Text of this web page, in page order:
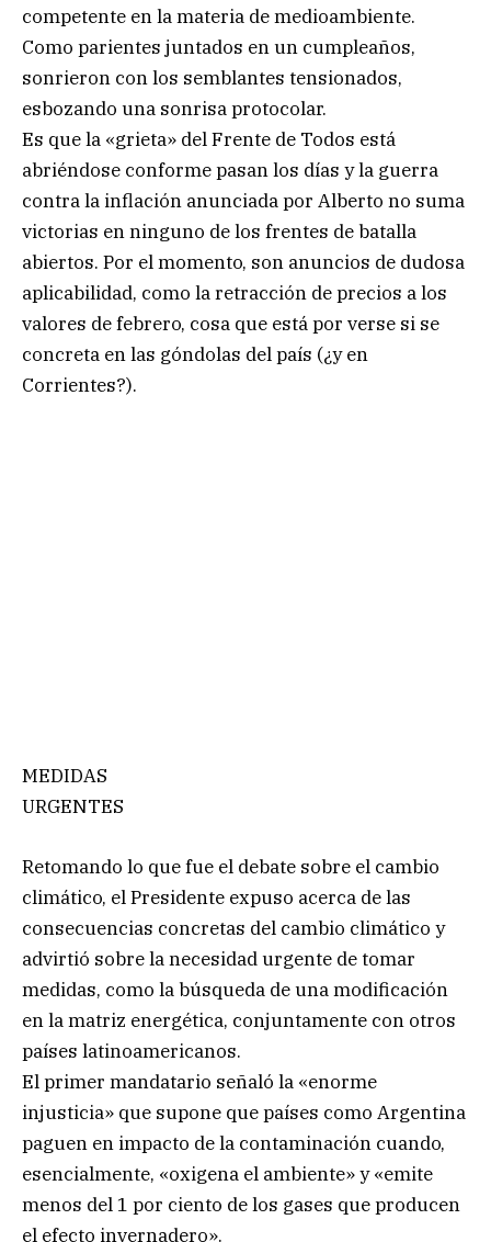
competente en la materia de medioambiente.
Como parientes juntados en un cumpleaños,
sonrieron con los semblantes tensionados,
esbozando una sonrisa protocolar.
Es que la «grieta» del Frente de Todos está
abriéndose conforme pasan los días y la guerra
contra la inflación anunciada por Alberto no suma
victorias en ninguno de los frentes de batalla
abiertos. Por el momento, son anuncios de dudosa
aplicabilidad, como la retracción de precios a los
valores de febrero, cosa que está por verse si se
concreta en las góndolas del país (¿y en
Corrientes?).
MEDIDAS
URGENTES
Retomando lo que fue el debate sobre el cambio
climático, el Presidente expuso acerca de las
consecuencias concretas del cambio climático y
advirtió sobre la necesidad urgente de tomar
medidas, como la búsqueda de una modificación
en la matriz energética, conjuntamente con otros
países latinoamericanos.
El primer mandatario señaló la «enorme
injusticia» que supone que países como Argentina
paguen en impacto de la contaminación cuando,
esencialmente, «oxigena el ambiente» y «emite
menos del 1 por ciento de los gases que producen
el efecto invernadero».